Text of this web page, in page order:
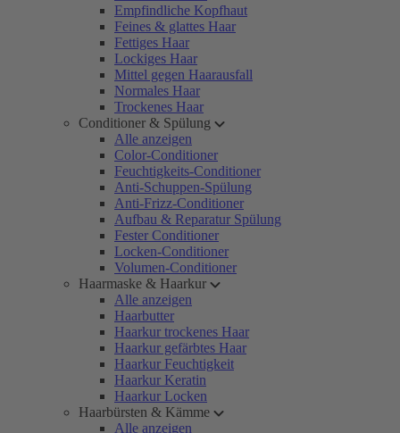
Empfindliche Kopfhaut
Feines & glattes Haar
Fettiges Haar
Lockiges Haar
Mittel gegen Haarausfall
Normales Haar
Trockenes Haar
Conditioner & Spülung
Alle anzeigen
Color-Conditioner
Feuchtigkeits-Conditioner
Anti-Schuppen-Spülung
Anti-Frizz-Conditioner
Aufbau & Reparatur Spülung
Fester Conditioner
Locken-Conditioner
Volumen-Conditioner
Haarmaske & Haarkur
Alle anzeigen
Haarbutter
Haarkur trockenes Haar
Haarkur gefärbtes Haar
Haarkur Feuchtigkeit
Haarkur Keratin
Haarkur Locken
Haarbürsten & Kämme
Alle anzeigen